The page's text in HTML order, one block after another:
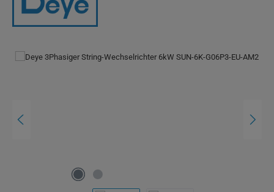
Bildergalerie überspringen